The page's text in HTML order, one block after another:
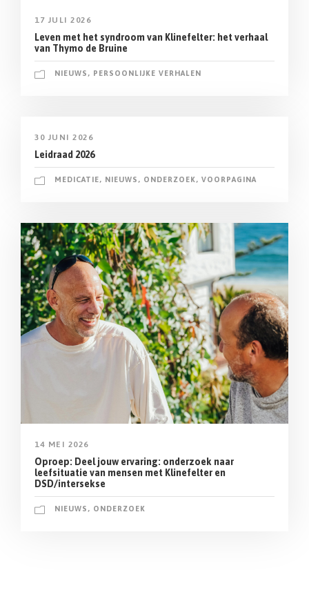
17 JULI 2026
Leven met het syndroom van Klinefelter: het verhaal
van Thymo de Bruine
NIEUWS , PERSOONLIJKE VERHALEN
30 JUNI 2026
Leidraad 2026
MEDICATIE, NIEUWS , ONDERZOEK , VOORPAGINA
14 MEI 2026
Oproep: Deel jouw ervaring: onderzoek naar
leefsituatie van mensen met Klinefelter en
DSD/intersekse
NIEUWS , ONDERZOEK